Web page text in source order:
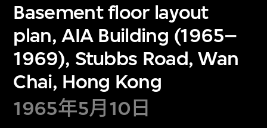
Basement floor layout
plan, AIA Building (1965–
1969), Stubbs Road, Wan
Chai, Hong Kong
1965年5月10日